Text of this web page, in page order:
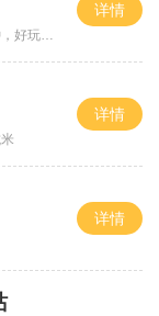
整年。
详情
详情
详情